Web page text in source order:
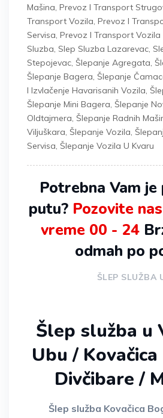
Mašina, Prevoz I Transport
Transport Vozila, Prevoz I
Servisa, Prevoz I Transport Vozila
Sluzba, Slep Sluzba Lazarevac,
Stepojevac, Šlepanje Agregata,
Šlepanje Bagera, Šlepanje
I Izvlačenje Havarisanih Vozila,
Šlepanje Mini Bagera, Šlepanje
Oldtajmera, Šlepanje Radnih
Viljuškara, Šlepanje Vozila,
Servisa, Šlepanje Vozila U Kvaru
Potrebna Vam je
putu? Pozovite
vreme 00 - 24
odmah po
ŠLEP SLUŽBA
Šlep služba u
Ubu /
Divčibare /
Šlep služba Kovačica